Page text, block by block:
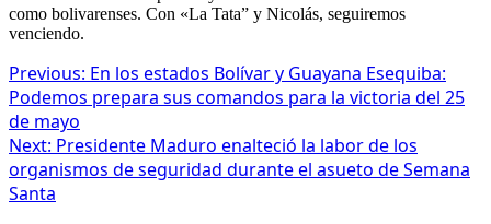
como bolivarenses. Con «La Tata” y Nicolás, seguiremos
venciendo.
Previous: En los estados Bolívar y Guayana Esequiba:
Podemos prepara sus comandos para la victoria del 25
de mayo
Next: Presidente Maduro enalteció la labor de los
organismos de seguridad durante el asueto de Semana
Santa